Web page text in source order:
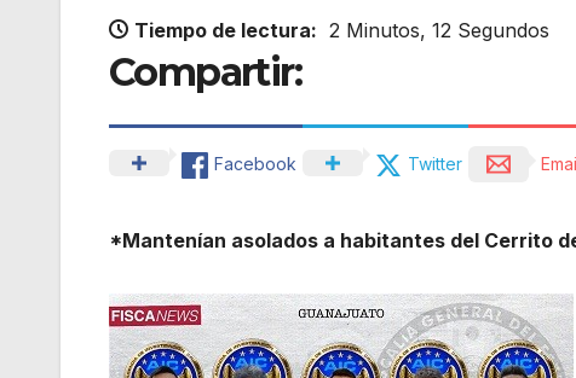
Tiempo de lectura: 2 Minutos, 12 Segundos
Compartir:
Facebook Twitter
*Mantenían asolados a habitantes del Cerrito